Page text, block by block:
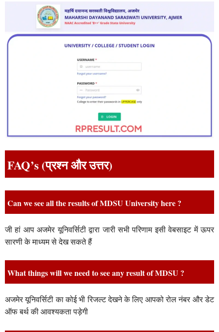
FAQ’s (प्रश्न और उत्तर)
Can we see all the results of MDSU University here ?
जी हां आप अजमेर यूनिवर्सिटी द्वारा जारी सभी परिणाम इसी वेबसाइट में ऊपर
सारणी के माध्यम से देख सकते हैं
What things will we need to see any result of MDSU ?
अजमेर यूनिवर्सिटी का कोई भी रिजल्ट देखने के लिए आपको रोल नंबर और डेट
ऑफ बर्थ की आवश्यकता पड़ेगी